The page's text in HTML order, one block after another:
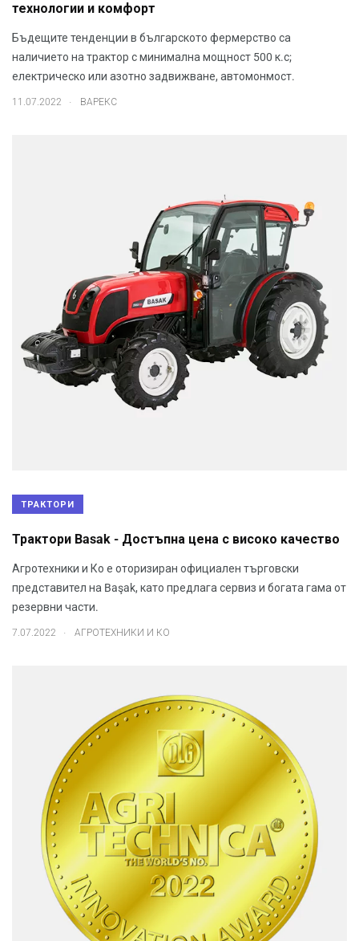
технологии и комфорт
Бъдещите тенденции в българското фермерство са
наличието на трактор с минимална мощност 500 к.с;
електрическо или азотно задвижване, автомонмост.
11.07.2022 ВАРЕКС
ТРАКТОРИ
Трактори Basak - Достъпна цена с високо качество
Агротехники и Ко е оторизиран официален търговски
представител на Başak, като предлага сервиз и богата гама от
резервни части.
7.07.2022 АГРОТЕХНИКИ И КО